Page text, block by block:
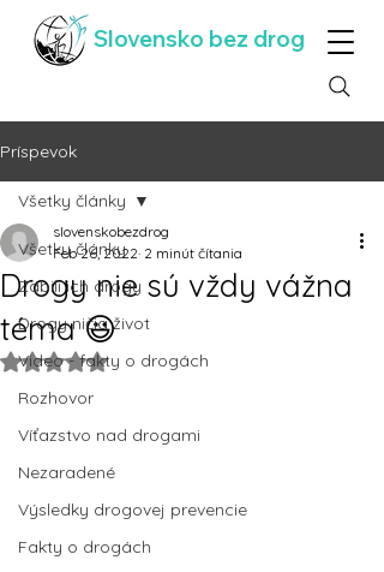
Slovensko bez drog
Príspevok
Všetky články
Zabili ich drogy
Drogy ničia život
Video - fakty o drogách
Rozhovor
Víťazstvo nad drogami
Nezaradené
Výsledky drogovej prevencie
Fakty o drogách
Všetky články
Drogy nie sú vždy vážna
téma 😃
slovenskobezdrog
Feb 26, 2022 2 minút čítania
Hodnotenie NaN z 5 hviezdičiek.